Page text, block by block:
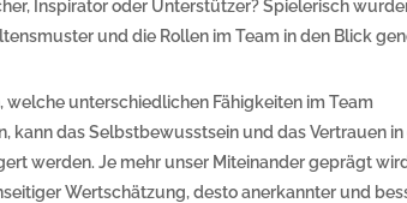
Inspirator oder Unterstützer? Spielerisch
und die Rollen im Team in den Blick
welche unterschiedlichen Fähigkeiten im Team
kann das Selbstbewusstsein und das Vertrauen in
werden. Je mehr unser Miteinander geprägt
Wertschätzung, desto anerkannter und